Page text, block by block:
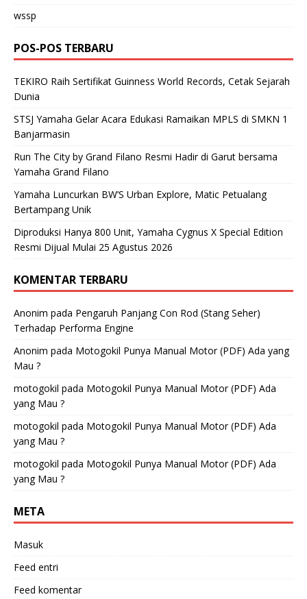
wssp
POS-POS TERBARU
TEKIRO Raih Sertifikat Guinness World Records, Cetak Sejarah
Dunia
STSJ Yamaha Gelar Acara Edukasi Ramaikan MPLS di SMKN 1
Banjarmasin
Run The City by Grand Filano Resmi Hadir di Garut bersama
Yamaha Grand Filano
Yamaha Luncurkan BW’S Urban Explore, Matic Petualang
Bertampang Unik
Diproduksi Hanya 800 Unit, Yamaha Cygnus X Special Edition
Resmi Dijual Mulai 25 Agustus 2026
KOMENTAR TERBARU
Anonim pada Pengaruh Panjang Con Rod (Stang Seher)
Terhadap Performa Engine
Anonim pada Motogokil Punya Manual Motor (PDF) Ada yang
Mau ?
motogokil pada Motogokil Punya Manual Motor (PDF) Ada
yang Mau ?
motogokil pada Motogokil Punya Manual Motor (PDF) Ada
yang Mau ?
motogokil pada Motogokil Punya Manual Motor (PDF) Ada
yang Mau ?
META
Masuk
Feed entri
Feed komentar